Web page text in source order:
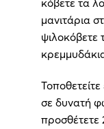
κόβετε τα
μανιτάρια
ψιλοκόβετε
σε δυνατή
προσθέτετε